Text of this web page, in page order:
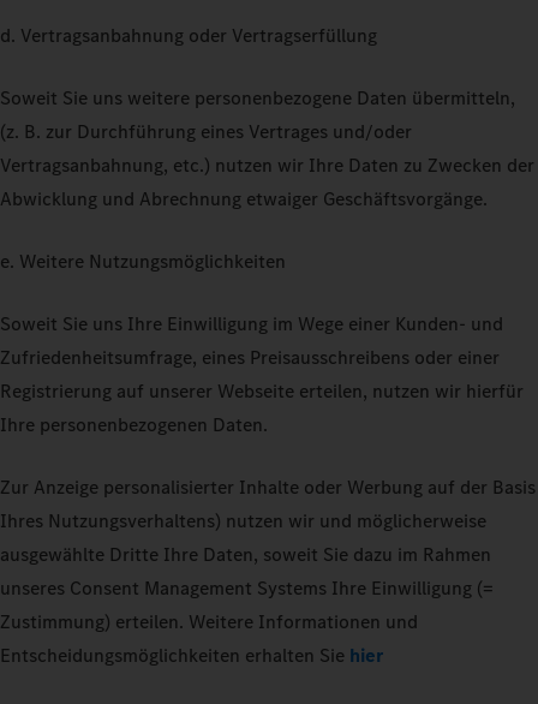
d. Vertragsanbahnung oder Vertragserfüllung
Soweit Sie uns weitere personenbezogene Daten übermitteln,
(z. B. zur Durchführung eines Vertrages und/oder
Vertragsanbahnung, etc.) nutzen wir Ihre Daten zu Zwecken der
Abwicklung und Abrechnung etwaiger Geschäftsvorgänge.
e. Weitere Nutzungsmöglichkeiten
Soweit Sie uns Ihre Einwilligung im Wege einer Kunden- und
Zufriedenheitsumfrage, eines Preisausschreibens oder einer
Registrierung auf unserer Webseite erteilen, nutzen wir hierfür
Ihre personenbezogenen Daten.
Zur Anzeige personalisierter Inhalte oder Werbung auf der Basis
Ihres Nutzungsverhaltens) nutzen wir und möglicherweise
ausgewählte Dritte Ihre Daten, soweit Sie dazu im Rahmen
unseres Consent Management Systems Ihre Einwilligung (=
Zustimmung) erteilen. Weitere Informationen und
Entscheidungsmöglichkeiten erhalten Sie hier